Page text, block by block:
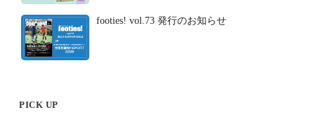
footies! vol.73 発行のお知らせ
PICK UP